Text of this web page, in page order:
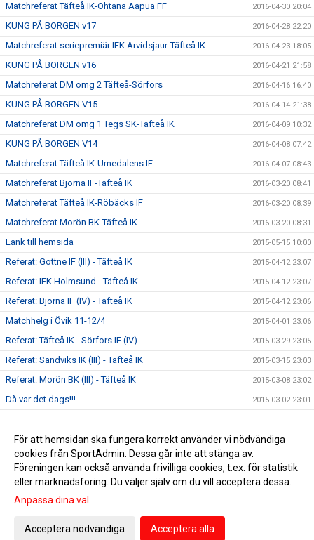
Matchreferat Täfteå IK-Ohtana Aapua FF 2016-04-30 20:04
KUNG PÅ BORGEN v17 2016-04-28 22:20
Matchreferat seriepremiär IFK Arvidsjaur-Täfteå IK 2016-04-23 18:05
KUNG PÅ BORGEN v16 2016-04-21 21:58
Matchreferat DM omg 2 Täfteå-Sörfors 2016-04-16 16:40
KUNG PÅ BORGEN V15 2016-04-14 21:38
Matchreferat DM omg 1 Tegs SK-Täfteå IK 2016-04-09 10:32
KUNG PÅ BORGEN V14 2016-04-08 07:42
Matchreferat Täfteå IK-Umedalens IF 2016-04-07 08:43
Matchreferat Björna IF-Täfteå IK 2016-03-20 08:41
Matchreferat Täfteå IK-Röbäcks IF 2016-03-20 08:39
Matchreferat Morön BK-Täfteå IK 2016-03-20 08:31
Länk till hemsida 2015-05-15 10:00
Referat: Gottne IF (III) - Täfteå IK 2015-04-12 23:07
Referat: IFK Holmsund - Täfteå IK 2015-04-12 23:07
Referat: Björna IF (IV) - Täfteå IK 2015-04-12 23:06
Matchhelg i Övik 11-12/4 2015-04-01 23:06
Referat: Täfteå IK - Sörfors IF (IV) 2015-03-29 23:05
Referat: Sandviks IK (III) - Täfteå IK 2015-03-15 23:03
Referat: Morön BK (III) - Täfteå IK 2015-03-08 23:02
Då var det dags!!! 2015-03-02 23:01
Ytterligare spelare klara för säsongen 2015:) 2015-02-02 10:47
Truppen för 2015 växer :) 2014-12-17 10:49
Gå till Webbversion
För att hemsidan ska fungera korrekt använder vi nödvändiga
cookies från SportAdmin. Dessa går inte att stänga av.
Föreningen kan också använda frivilliga cookies, t.ex. för statistik
eller marknadsföring. Du väljer själv om du vill acceptera dessa.
Anpassa dina val
Acceptera nödvändiga Acceptera alla